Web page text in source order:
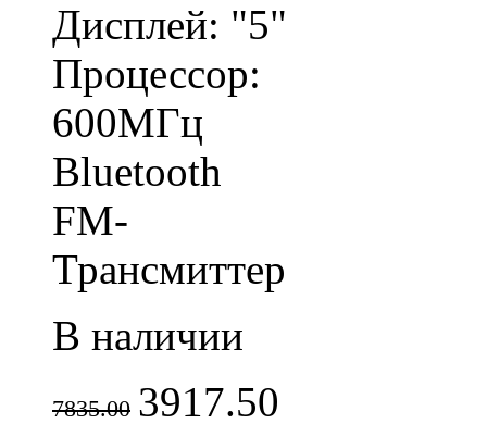
Дисплей: "5"
Процессор:
600МГц
Bluetooth
FM-
Трансмиттер
В наличии
7835.00 3917.50